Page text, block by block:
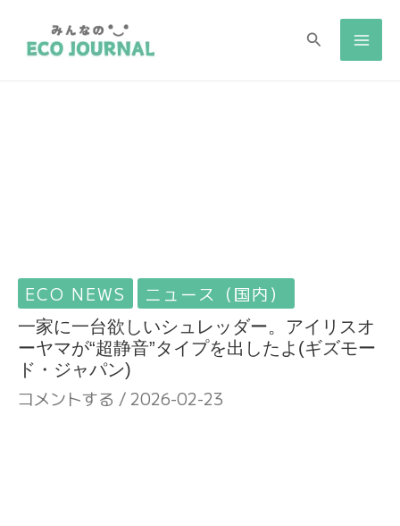
検
ECO NEWS ニュース（国内）
一家に一台欲しいシュレッダー。アイリスオ
ーヤマが“超静音”タイプを出したよ(ギズモー
ド・ジャパン)
コメントする / 2026-02-23
索